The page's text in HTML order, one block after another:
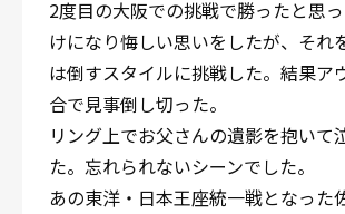
2度目の大阪での挑戦で勝ったと思
けになり悔しい思いをしたが、それ
は倒すスタイルに挑戦した。結果ア
合で見事倒し切った。
リング上でお父さんの遺影を抱いて
た。忘れられないシーンでした。
あの東洋・日本王座統一戦となった